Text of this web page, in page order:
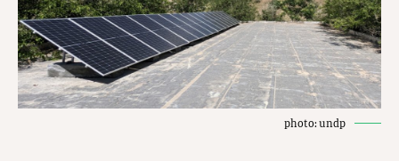
photo: undp